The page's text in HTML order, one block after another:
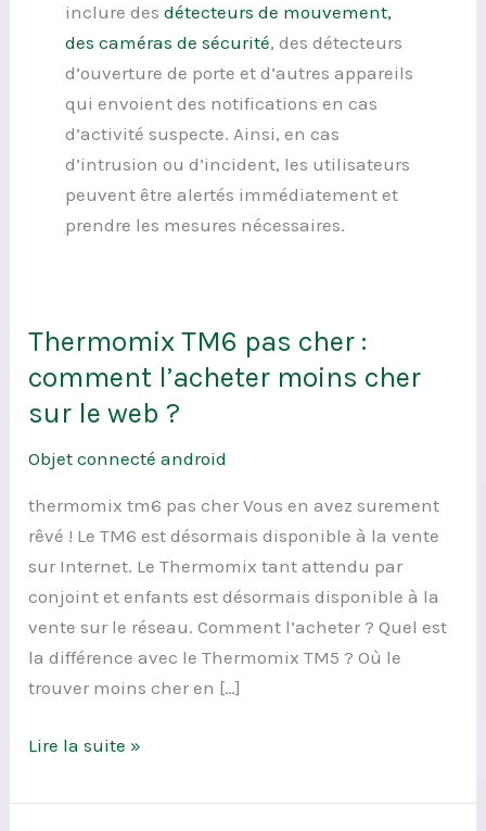
inclure desdétecteurs de mouvement,
des caméras de sécurité, des détecteurs
d’ouverture de porte et d’autres appareils
qui envoient des notifications en cas
d’activité suspecte. Ainsi, en cas
d’intrusion ou d’incident, les utilisateurs
peuvent être alertés immédiatement et
prendre les mesures nécessaires.
Thermomix TM6 pas cher :
comment l’acheter moins cher
sur le web ?
Objet connecté android
thermomix tm6 pas cher Vous en avez surement
rêvé ! Le TM6 est désormais disponible à la vente
sur Internet. Le Thermomix tant attendu par
conjoint et enfants est désormais disponible à la
vente sur le réseau. Comment l’acheter ? Quel est
la différence avec le Thermomix TM5 ? Où le
trouver moins cher en […]
Thermomix
TM6
cher
:
Lire la suite »